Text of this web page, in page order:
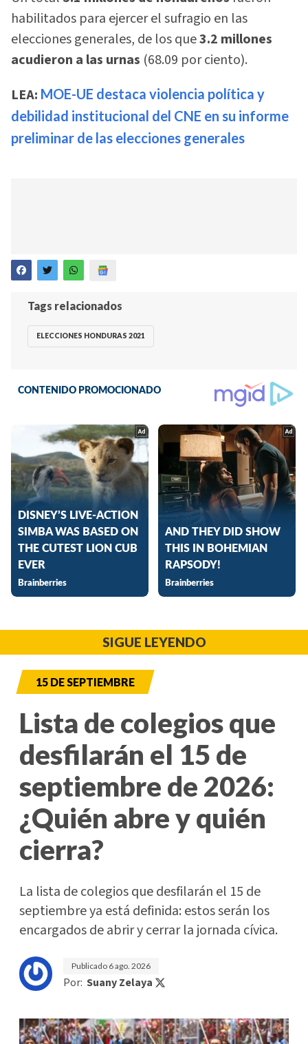
habilitados para ejercer el sufragio en las
elecciones generales, de los que3.2 millones
acudieron a las urnas (68.09 por ciento).
LEA: MOE-UE destaca violencia política y
debilidad institucional del CNE en su informe
preliminar de las elecciones generales
Tags relacionados
ELECCIONES HONDURAS 2021
SIGUE LEYENDO
15 DE SEPTIEMBRE
Lista de colegios que
desfilarán el 15 de
septiembre de 2026:
¿Quién abre y quién
cierra?
La lista de colegios que desfilarán el 15 de
septiembre ya está definida: estos serán los
encargados de abrir y cerrar la jornada cívica.
Publicado 6 ago. 2026
Por: Suany Zelaya